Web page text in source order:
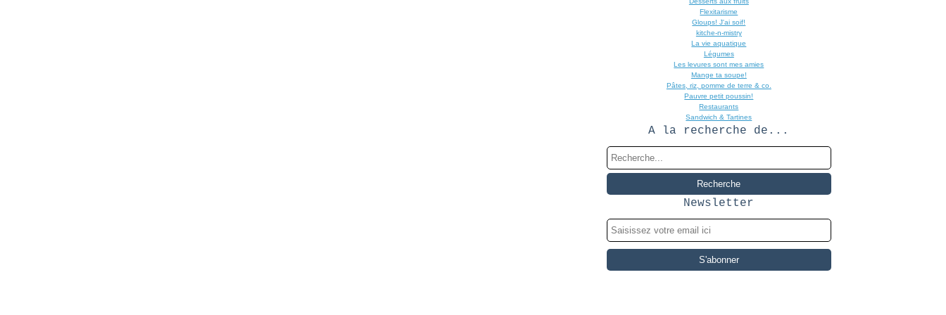
Flexitarisme
Gloups! J'ai soif!
kitche-n-mistry
La vie aquatique
Légumes
Les levures sont mes amies
Mange ta soupe!
Pâtes, riz, pomme de terre & co.
Pauvre petit poussin!
Restaurants
Sandwich & Tartines
A la recherche de...
Newsletter